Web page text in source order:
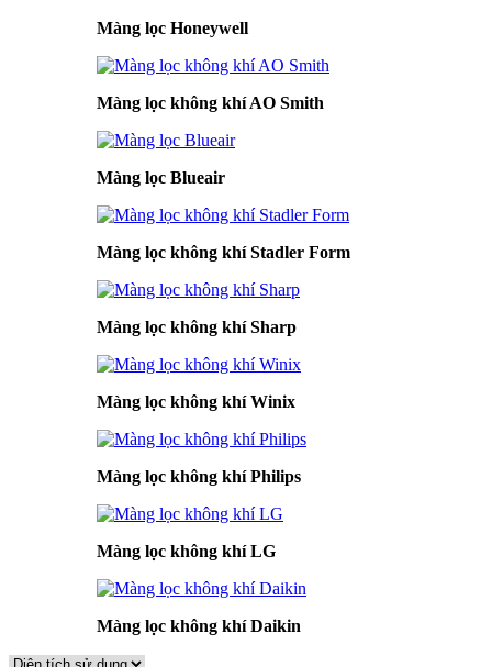
Màng lọc Honeywell
Màng lọc không khí AO Smith
Màng lọc Blueair
Màng lọc không khí Stadler Form
Màng lọc không khí Sharp
Màng lọc không khí Winix
Màng lọc không khí Philips
Màng lọc không khí LG
Màng lọc không khí Daikin